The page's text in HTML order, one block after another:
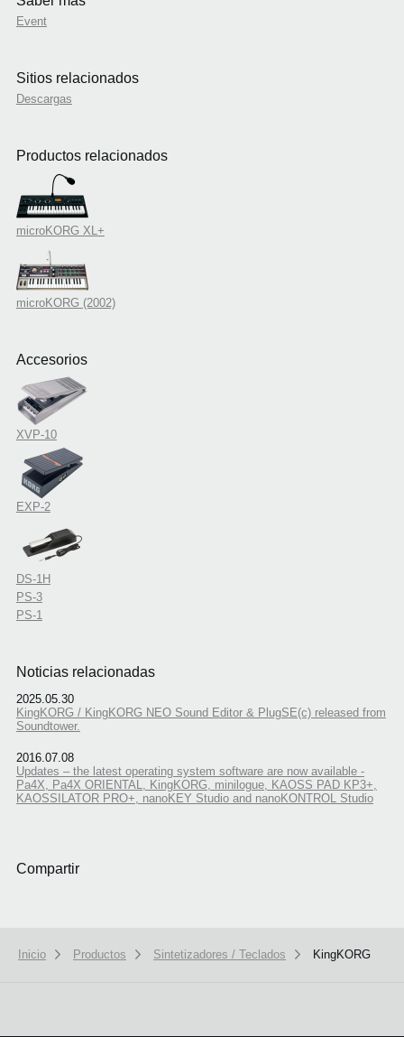
Event
Sitios relacionados
Descargas
Productos relacionados
microKORG XL+
microKORG (2002)
Accesorios
XVP-10
EXP-2
DS-1H
PS-3
PS-1
Noticias relacionadas
2025.05.30
KingKORG / KingKORG NEO Sound Editor & PlugSE(c) released from
Soundtower.
2016.07.08
Updates – the latest operating system software are now available -
Pa4X, Pa4X ORIENTAL, KingKORG, minilogue, KAOSS PAD KP3+,
KAOSSILATOR PRO+, nanoKEY Studio and nanoKONTROL Studio
Compartir
Inicio Productos Sintetizadores / Teclados KingKORG